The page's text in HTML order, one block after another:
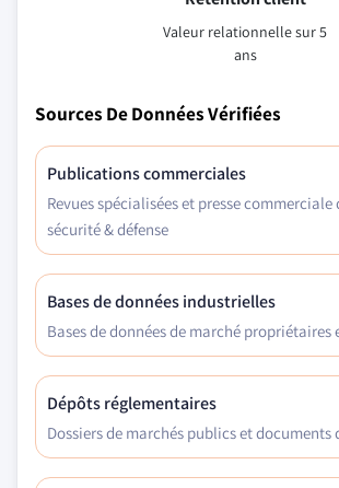
Valeur relationnelle sur 5
ans
Sources De Données Vérifiées
Publications commerciales
Revues spécialisées et presse commerciale
sécurité & défense
Bases de données industrielles
Bases de données de marché propriétaires
Dépôts réglementaires
Dossiers de marchés publics et